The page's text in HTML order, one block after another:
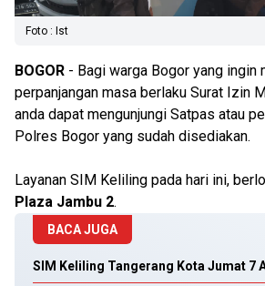
Foto : Ist
BOGOR - Bagi warga Bogor yang ingin
perpanjangan masa berlaku Surat Izin
anda dapat mengunjungi Satpas atau
Polres Bogor yang sudah disediakan.
Layanan SIM Keliling pada hari ini,
Plaza Jambu 2.
BACA JUGA
SIM Keliling Tangerang Kota Jumat 7